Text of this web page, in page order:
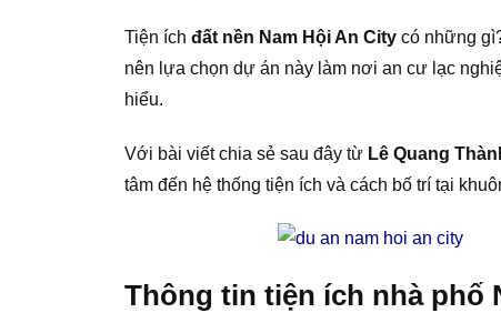
Tiện ích đất nền Nam Hội An City có những
nên lựa chọn dự án này làm nơi an cư lạc
hiểu.
Với bài viết chia sẻ sau đây từ Lê Quang
tâm đến hệ thống tiện ích và cách bố trí tại
Thông tin tiện ích nhà phố